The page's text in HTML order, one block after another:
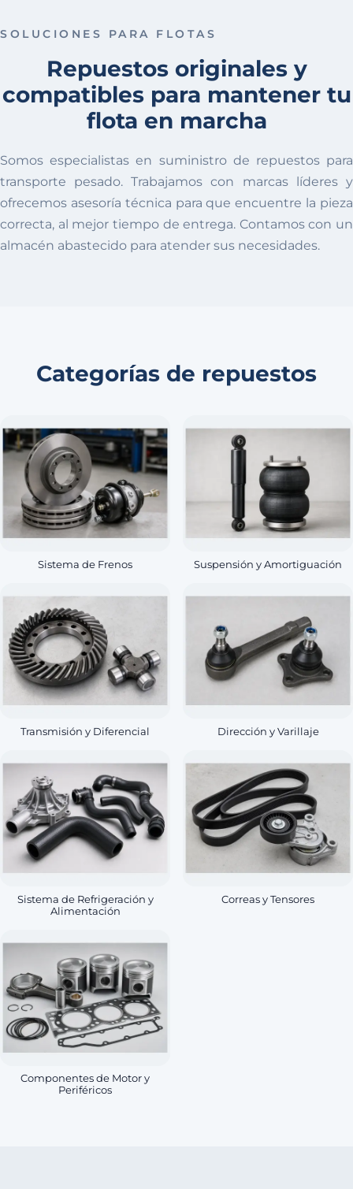
SOLUCIONES PARA FLOTAS
Repuestos originales y
compatibles para mantener tu
flota en marcha
Somos especialistas en suministro de repuestos para
transporte pesado. Trabajamos con marcas líderes y
ofrecemos asesoría técnica para que encuentre la pieza
correcta, al mejor tiempo de entrega. Contamos con un
almacén abastecido para atender sus necesidades.
Categorías de repuestos
Sistema de Frenos Suspensión y Amortiguación
Transmisión y Diferencial Dirección y Varillaje
Sistema de Refrigeración y
Alimentación
Correas y Tensores
Componentes de Motor y
Periféricos